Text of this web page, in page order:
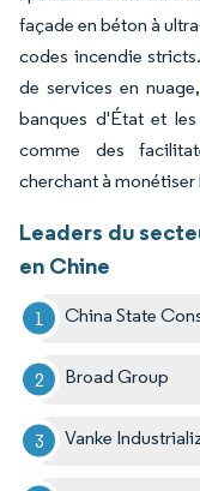
façade en béton à
codes incendie
de services en
banques d'État et
comme des
cherchant à
Leaders du
en Chine
China State
Broad Group
Vanke